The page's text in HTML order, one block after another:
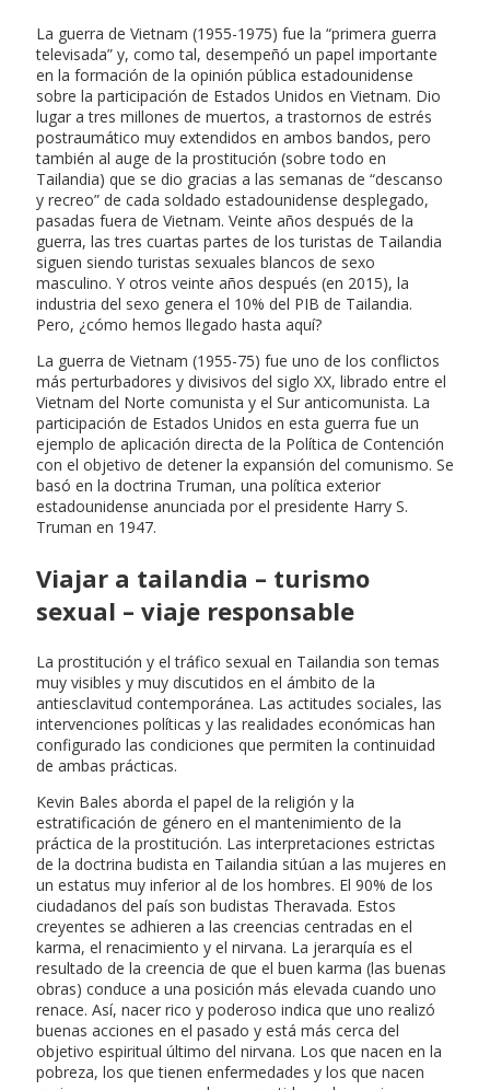
La guerra de Vietnam (1955-1975) fue la “primera guerra
televisada” y, como tal, desempeñó un papel importante
en la formación de la opinión pública estadounidense
sobre la participación de Estados Unidos en Vietnam. Dio
lugar a tres millones de muertos, a trastornos de estrés
postraumático muy extendidos en ambos bandos, pero
también al auge de la prostitución (sobre todo en
Tailandia) que se dio gracias a las semanas de “descanso
y recreo” de cada soldado estadounidense desplegado,
pasadas fuera de Vietnam. Veinte años después de la
guerra, las tres cuartas partes de los turistas de Tailandia
siguen siendo turistas sexuales blancos de sexo
masculino. Y otros veinte años después (en 2015), la
industria del sexo genera el 10% del PIB de Tailandia.
Pero, ¿cómo hemos llegado hasta aquí?
La guerra de Vietnam (1955-75) fue uno de los conflictos
más perturbadores y divisivos del siglo XX, librado entre el
Vietnam del Norte comunista y el Sur anticomunista. La
participación de Estados Unidos en esta guerra fue un
ejemplo de aplicación directa de la Política de Contención
con el objetivo de detener la expansión del comunismo. Se
basó en la doctrina Truman, una política exterior
estadounidense anunciada por el presidente Harry S.
Truman en 1947.
Viajar a tailandia – turismo
sexual – viaje responsable
La prostitución y el tráfico sexual en Tailandia son temas
muy visibles y muy discutidos en el ámbito de la
antiesclavitud contemporánea. Las actitudes sociales, las
intervenciones políticas y las realidades económicas han
configurado las condiciones que permiten la continuidad
de ambas prácticas.
Kevin Bales aborda el papel de la religión y la
estratificación de género en el mantenimiento de la
práctica de la prostitución. Las interpretaciones estrictas
de la doctrina budista en Tailandia sitúan a las mujeres en
un estatus muy inferior al de los hombres. El 90% de los
ciudadanos del país son budistas Theravada. Estos
creyentes se adhieren a las creencias centradas en el
karma, el renacimiento y el nirvana. La jerarquía es el
resultado de la creencia de que el buen karma (las buenas
obras) conduce a una posición más elevada cuando uno
renace. Así, nacer rico y poderoso indica que uno realizó
buenas acciones en el pasado y está más cerca del
objetivo espiritual último del nirvana. Los que nacen en la
pobreza, los que tienen enfermedades y los que nacen